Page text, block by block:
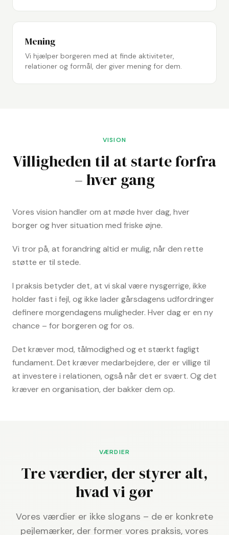
Mening
Vi hjælper borgeren med at finde aktiviteter,
relationer og formål, der giver mening for dem.
VISION
Villigheden til at starte forfra
– hver gang
Vores vision handler om at møde hver dag, hver
borger og hver situation med friske øjne.
Vi tror på, at forandring altid er mulig, når den rette
støtte er til stede.
I praksis betyder det, at vi skal være nysgerrige, ikke
holder fast i fejl, og ikke lader gårsdagens udfordringer
definere morgendagens muligheder. Hver dag er en ny
chance – for borgeren og for os.
Det kræver mod, tålmodighed og et stærkt fagligt
fundament. Det kræver medarbejdere, der er villige til
at investere i relationen, også når det er svært. Og det
kræver en organisation, der bakker dem op.
VÆRDIER
Tre værdier, der styrer alt,
hvad vi gør
Vores værdier er ikke slogans – de er konkrete
pejlemærker, der former vores praksis, vores